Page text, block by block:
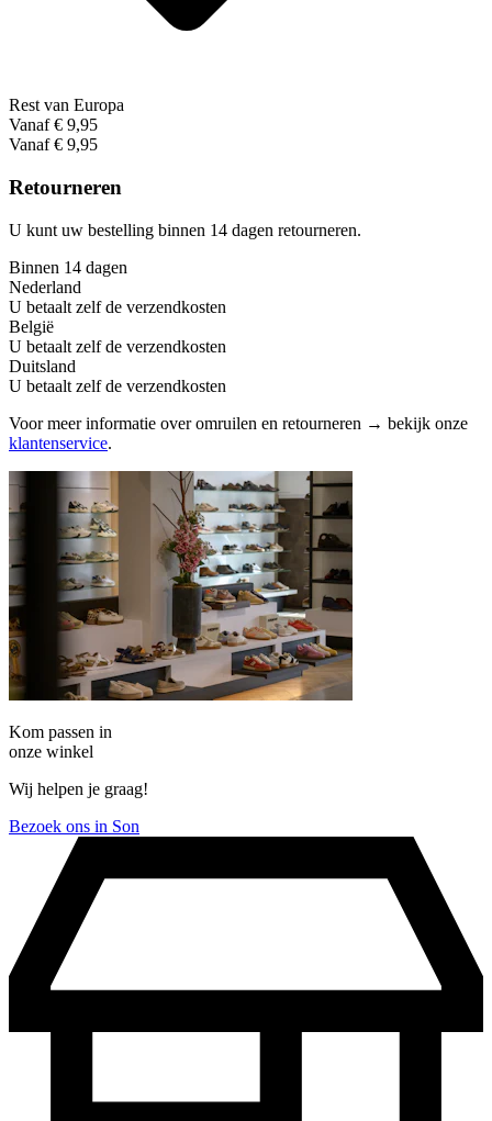
Rest van Europa
Vanaf € 9,95
Vanaf € 9,95
Retourneren
U kunt uw bestelling binnen 14 dagen retourneren.
Binnen 14 dagen
Nederland
U betaalt zelf de verzendkosten
België
U betaalt zelf de verzendkosten
Duitsland
U betaalt zelf de verzendkosten
Voor meer informatie over omruilen en retourneren → bekijk onze
klantenservice.
Kom passen in
onze winkel
Wij helpen je graag!
Bezoek ons in Son